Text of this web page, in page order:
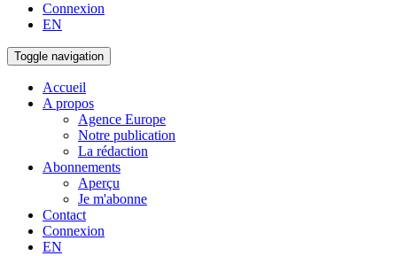
Connexion
EN
Toggle navigation
Accueil
A propos
Agence Europe
Notre publication
La rédaction
Abonnements
Aperçu
Je m'abonne
Contact
Connexion
EN